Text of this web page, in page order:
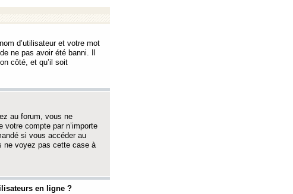
d’utilisateur et votre mot
ne pas avoir été banni. Il
côté, et qu’il soit
au forum, vous ne
votre compte par n’importe
si vous accéder au
ne voyez pas cette case à
en ligne ?